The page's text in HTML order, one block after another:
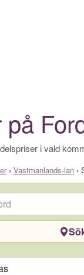
på
i vald
› Vastmanlands-lan ›